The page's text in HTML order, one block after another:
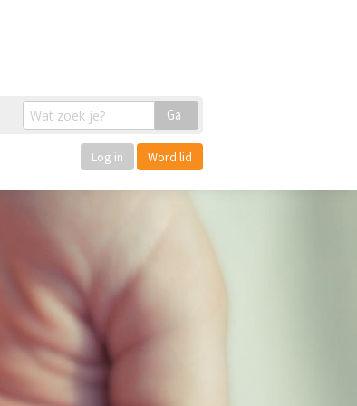
Ga
Log in Word lid